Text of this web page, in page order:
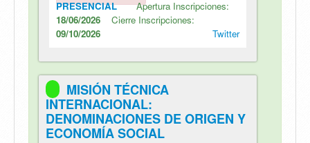
PRESENCIALApertura Inscripciones:
18/06/2026Cierre Inscripciones:
09/10/2026
Twitter
MISIÓN TÉCNICA
INTERNACIONAL:
DENOMINACIONES DE ORIGEN Y
ECONOMÍA SOCIAL